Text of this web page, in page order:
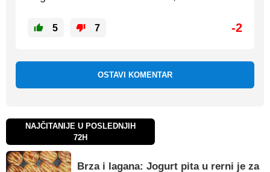
5 7 -2
OSTAVI KOMENTAR
NAJČITANIJE U POSLEDNJIH
72H
Brza i lagana: Jogurt pita u rerni je za